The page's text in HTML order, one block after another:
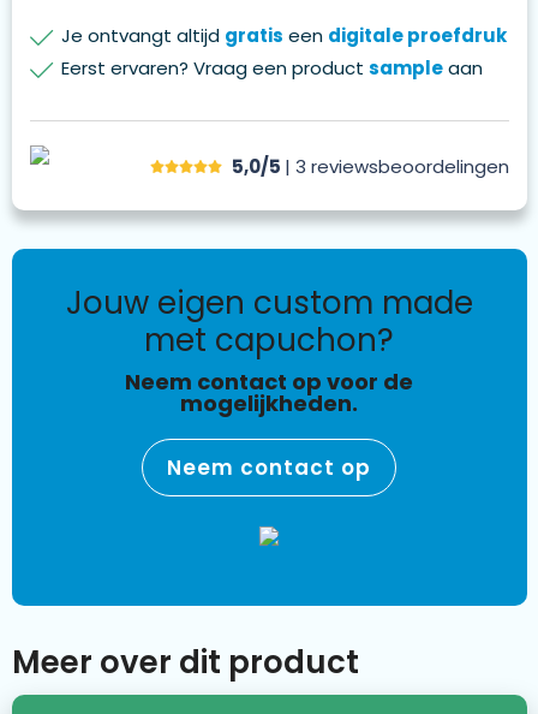
Je ontvangt altijd gratis een digitale proefdruk
Eerst ervaren? Vraag een product sampleaan
5,0/5 | 3 reviewsbeoordelingen
jouw eigen custom made
met capuchon?
Neem contact op voor de
mogelijkheden.
Neem contact op
Meer over dit product